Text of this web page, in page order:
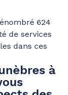
624
de services
dans ces
à